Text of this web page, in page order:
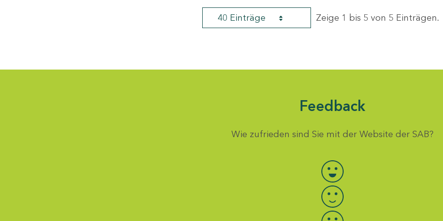
40 Einträge Zeige 1 bis 5 von 5 Einträgen.
Feedback
Wie zufrieden sind Sie mit der Website der SAB?
Bewertung auswählen